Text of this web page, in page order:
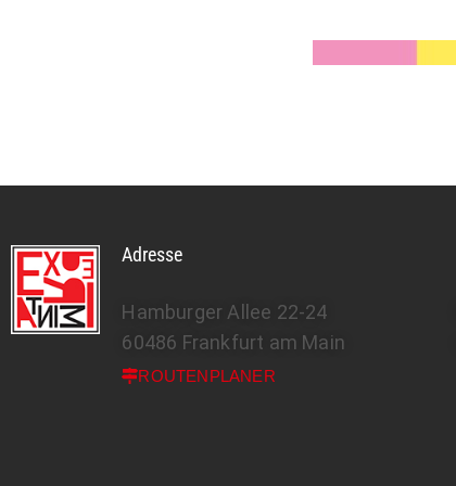
Adresse
Hamburger Allee 22-24
60486 Frankfurt am Main
ROUTENPLANER